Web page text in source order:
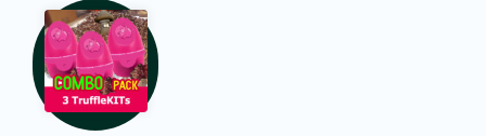
€14.85